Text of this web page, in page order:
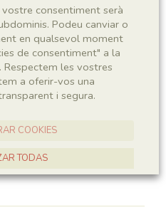
Phyllum
Spermatophyta
Classe
Magnoliopsida
Montsechiaceae
consentiment serà
Podeu canviar o
en qualsevol moment
de consentiment" a la
les vostres
a oferir-vos una
i segura.
COOKIES
TODAS
TOTES